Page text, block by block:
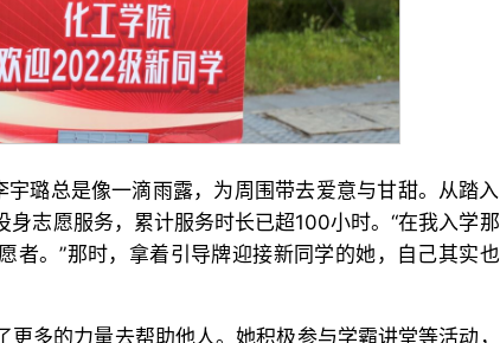
宇璐总是像一滴雨露，为周围带去爱意与甘甜。从踏入
身志愿服务，累计服务时长已超100小时。“在我入学那
者。”那时，拿着引导牌迎接新同学的她，自己其实也
更多的力量去帮助他人。她积极参与学霸讲堂等活动，